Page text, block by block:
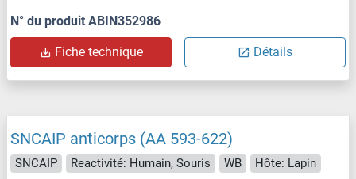
N° du produit ABIN352986
Fiche technique Détails
SNCAIP anticorps (AA 593-622)
SNCAIP Reactivité: Humain, Souris WB
Hôte: Lapin